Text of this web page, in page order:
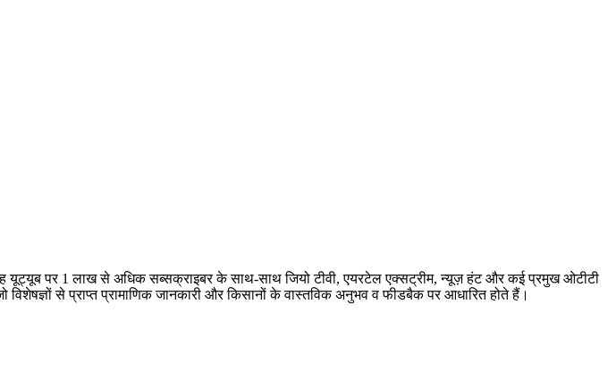
यूट्यूब पर 1 लाख से अधिक सब्सक्राइबर के साथ-साथ जियो टीवी, एयरटेल एक्सट्रीम, न्यूज़ हंट और कई प्रमुख ओटीटी
विशेषज्ञों से प्राप्त प्रामाणिक जानकारी और किसानों के वास्तविक अनुभव व फीडबैक पर आधारित होते हैं।